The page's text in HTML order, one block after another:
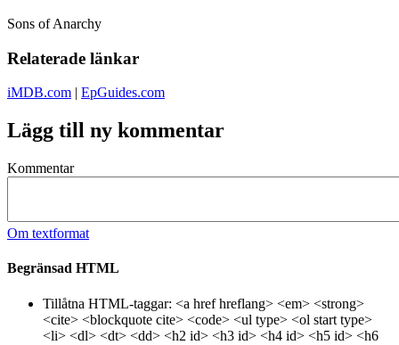
Sons of Anarchy
Relaterade länkar
iMDB.com | EpGuides.com
Lägg till ny kommentar
Kommentar
Om textformat
Begränsad HTML
Tillåtna HTML-taggar: <a href hreflang> <em> <strong>
<cite> <blockquote cite> <code> <ul type> <ol start type>
<li> <dl> <dt> <dd> <h2 id> <h3 id> <h4 id> <h5 id> <h6